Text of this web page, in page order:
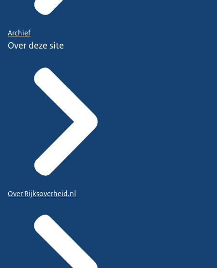
Archief
Over deze site
Over Rijksoverheid.nl